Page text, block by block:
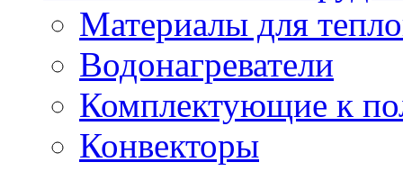
Материалы для
Водонагреватели
Комплектующие к
Конвекторы